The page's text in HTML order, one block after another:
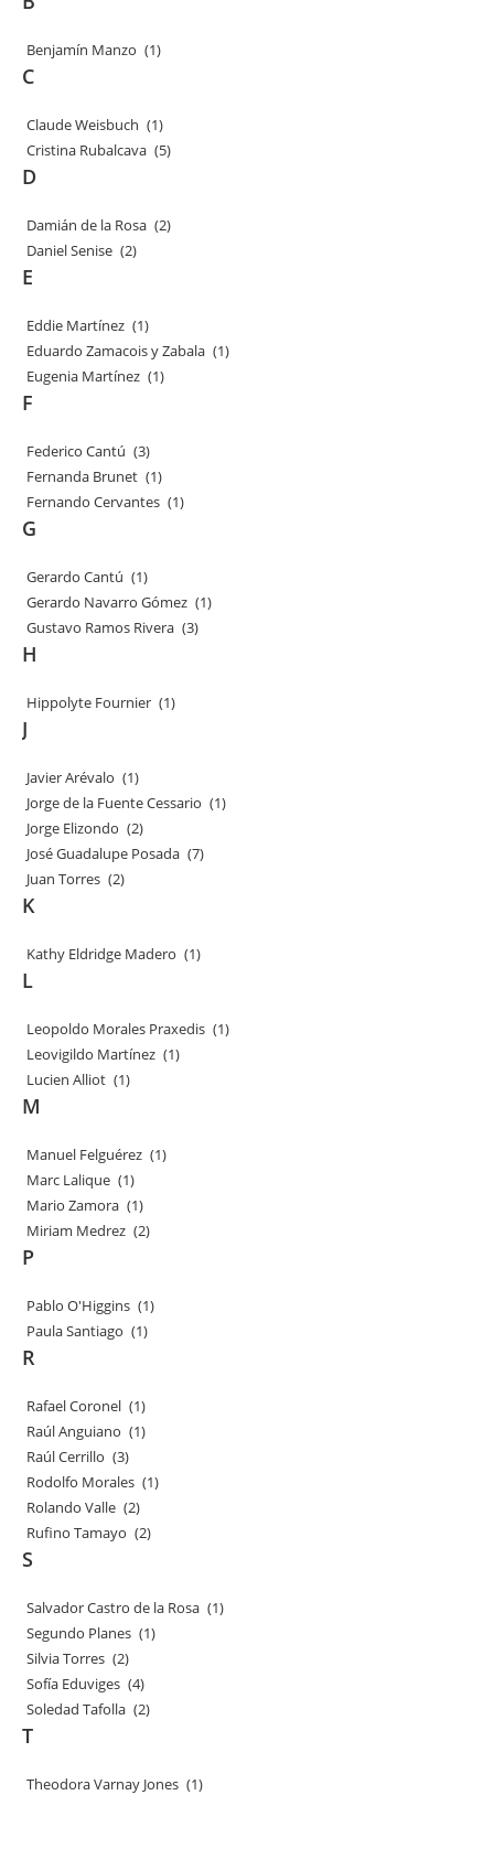
Benjamín Manzo (1)
C
Claude Weisbuch (1)
Cristina Rubalcava (5)
D
Damián de la Rosa (2)
Daniel Senise (2)
E
Eddie Martínez (1)
Eduardo Zamacois y Zabala (1)
Eugenia Martínez (1)
F
Federico Cantú (3)
Fernanda Brunet (1)
Fernando Cervantes (1)
G
Gerardo Cantú (1)
Gerardo Navarro Gómez (1)
Gustavo Ramos Rivera (3)
H
Hippolyte Fournier (1)
J
Javier Arévalo (1)
Jorge de la Fuente Cessario (1)
Jorge Elizondo (2)
José Guadalupe Posada (7)
Juan Torres (2)
K
Kathy Eldridge Madero (1)
L
Leopoldo Morales Praxedis (1)
Leovigildo Martínez (1)
Lucien Alliot (1)
M
Manuel Felguérez (1)
Marc Lalique (1)
Mario Zamora (1)
Miriam Medrez (2)
P
Pablo O'Higgins (1)
Paula Santiago (1)
R
Rafael Coronel (1)
Raúl Anguiano (1)
Raúl Cerrillo (3)
Rodolfo Morales (1)
Rolando Valle (2)
Rufino Tamayo (2)
S
Salvador Castro de la Rosa (1)
Segundo Planes (1)
Silvia Torres (2)
Sofía Eduviges (4)
Soledad Tafolla (2)
T
Theodora Varnay Jones (1)